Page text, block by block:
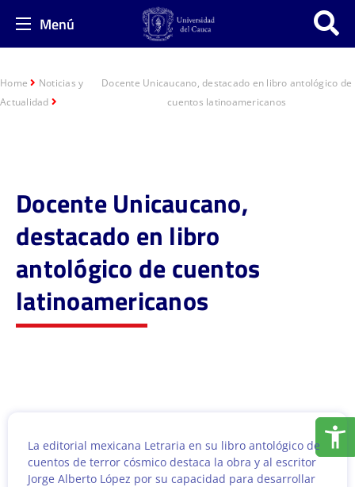
Menú
Home
Noticias y
Actualidad
Docente Unicaucano, destacado en libro antológico de
cuentos latinoamericanos
Docente Unicaucano,
destacado en libro
antológico de cuentos
latinoamericanos
La editorial mexicana Letraria en su libro antológico de
cuentos de terror cósmico destaca la obra y al escritor
Jorge Alberto López por su capacidad para desarrollar